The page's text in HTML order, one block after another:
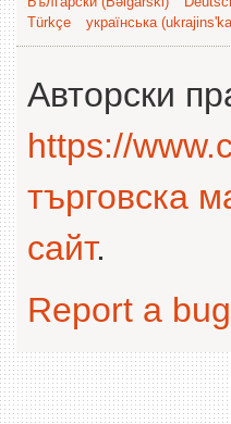
Türkçe
українська
Авторски
https://
търговска
сайт.
Report a